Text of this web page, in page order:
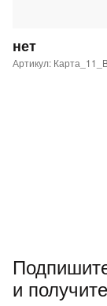
нет
Артикул:
и